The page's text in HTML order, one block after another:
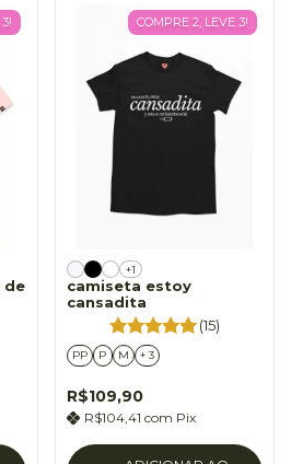
de
COMPRE 2, LEVE 3!
+1
camiseta estoy
cansadita
(15)
PP P M + 3
R$109,90
R$104,41 com Pix